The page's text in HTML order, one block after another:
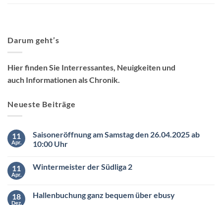
Darum geht’s
Hier finden Sie Interressantes, Neuigkeiten und
auch Informationen als Chronik.
Neueste Beiträge
11
Apr.
Saisoneröffnung am Samstag den 26.04.2025 ab
10:00 Uhr
zu
den
26.04.2025
11
Apr.
Wintermeister der Südliga 2
Wintermeister
18
Dez.
Hallenbuchung ganz bequem über ebusy